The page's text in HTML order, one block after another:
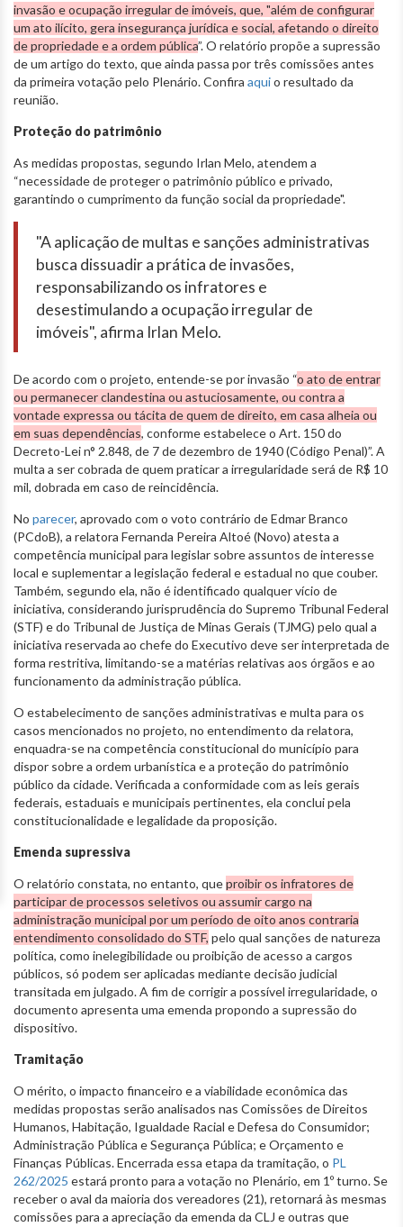
invasão e ocupação irregular de imóveis, que, "além de configurar
um ato ilícito, gera insegurança jurídica e social, afetando o direito
de propriedade e a ordem pública”. O relatório propõe a supressão
de um artigo do texto, que ainda passa por três comissões antes
da primeira votação pelo Plenário. Confira aquio resultado da
reunião.
Proteção do patrimônio
As medidas propostas, segundo Irlan Melo, atendem a
“necessidade de proteger o patrimônio público e privado,
garantindo o cumprimento da função social da propriedade".
"A aplicação de multas e sanções administrativas
busca dissuadir a prática de invasões,
responsabilizando os infratores e
desestimulando a ocupação irregular de
imóveis", afirma Irlan Melo.
De acordo com o projeto, entende-se por invasão “o ato de entrar
ou permanecer clandestina ou astuciosamente, ou contra a
vontade expressa ou tácita de quem de direito, em casa alheia ou
em suas dependências, conforme estabelece o Art. 150 do
Decreto-Lei n° 2.848, de 7 de dezembro de 1940 (Código Penal)”. A
multa a ser cobrada de quem praticar a irregularidade será de R$ 10
mil, dobrada em caso de reincidência.
No parecer, aprovado com o voto contrário de Edmar Branco
(PCdoB), a relatora Fernanda Pereira Altoé (Novo) atesta a
competência municipal para legislar sobre assuntos de interesse
local e suplementar a legislação federal e estadual no que couber.
Também, segundo ela, não é identificado qualquer vício de
iniciativa, considerando jurisprudência do Supremo Tribunal Federal
(STF) e do Tribunal de Justiça de Minas Gerais (TJMG) pelo qual a
iniciativa reservada ao chefe do Executivo deve ser interpretada de
forma restritiva, limitando-se a matérias relativas aos órgãos e ao
funcionamento da administração pública.
O estabelecimento de sanções administrativas e multa para os
casos mencionados no projeto, no entendimento da relatora,
enquadra-se na competência constitucional do município para
dispor sobre a ordem urbanística e a proteção do patrimônio
público da cidade. Verificada a conformidade com as leis gerais
federais, estaduais e municipais pertinentes, ela conclui pela
constitucionalidade e legalidade da proposição.
Emenda supressiva
O relatório constata, no entanto, queproibir os infratores de
participar de processos seletivos ou assumir cargo na
administração municipal por um período de oito anos contraria
entendimento consolidado do STF, pelo qual sanções de natureza
política, como inelegibilidade ou proibição de acesso a cargos
públicos, só podem ser aplicadas mediante decisão judicial
transitada em julgado. A fim de corrigir a possível irregularidade, o
documento apresenta uma emenda propondo a supressão do
dispositivo.
Tramitação
O mérito, o impacto financeiro e a viabilidade econômica das
medidas propostas serão analisados nas Comissões de Direitos
Humanos, Habitação, Igualdade Racial e Defesa do Consumidor;
Administração Pública e Segurança Pública; e Orçamento e
Finanças Públicas. Encerrada essa etapa da tramitação, o PL
262/2025 estará pronto para a votação no Plenário, em 1º turno. Se
receber o aval da maioria dos vereadores (21), retornará às mesmas
comissões para a apreciação da emenda da CLJ e outras que